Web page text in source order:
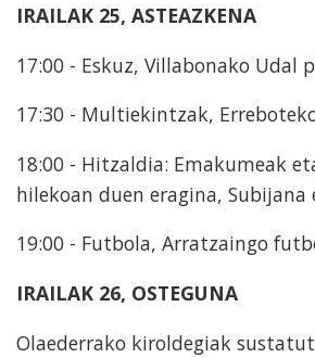
IRAILAK 25, ASTEAZKENA
17:00 - Eskuz, Villabonako Udal
17:30 - Multiekintzak,
18:00 - Hitzaldia: Emakumeak
hilekoan duen eragina, Subijana
19:00 - Futbola, Arratzaingo
IRAILAK 26, OSTEGUNA
Olaederrako kiroldegiak